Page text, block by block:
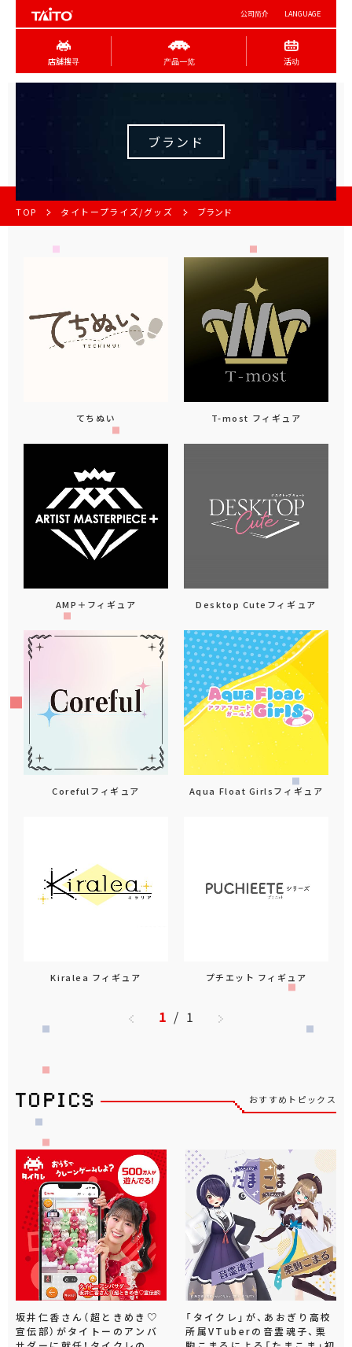
公司简介 LANGUAGE
店舖搜寻 产品一览 活动
ブランド
TOP タイトープライズ/グッズ ブランド
てちぬい T-most フィギュア
AMP＋フィギュア Desktop Cuteフィギュア
Corefulフィギュア Aqua Float Girlsフィギュア
Kiralea フィギュア プチエット フィギュア
1 / 1
おすすめトピックス
坂井仁香さん（超ときめき♡
宣伝部）がタイトーのアンバ
「タイクレ」が、あおぎり高校
所属VTuberの音霊魂子、栗